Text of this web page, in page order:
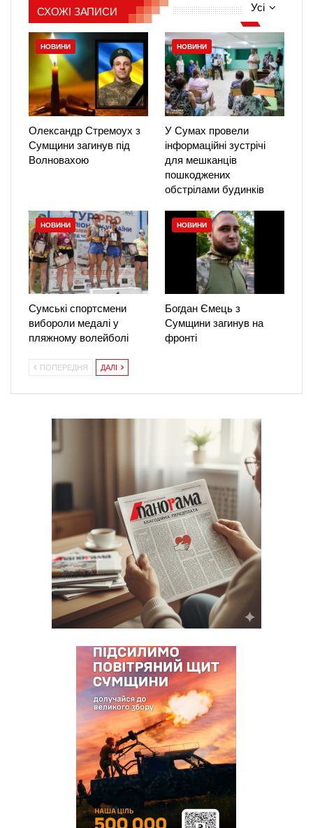
Усі
СХОЖІ ЗАПИСИ
НОВИНИ
Олександр Стремоух з
Сумщини загинув під
Волновахою
НОВИНИ
У Сумах провели
інформаційні зустрічі
для мешканців
пошкоджених
обстрілами будинків
НОВИНИ
Сумські спортсмени
вибороли медалі у
пляжному волейболі
НОВИНИ
Богдан Ємець з
Сумщини загинув на
фронті
ПОПЕРЕДНЯ ДАЛІ